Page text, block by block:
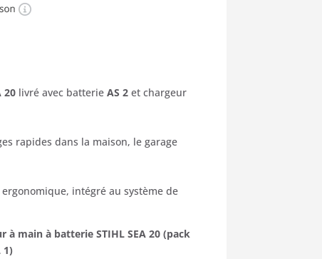
€.
20livré avec batterie AS 2et chargeur
rapides dans la maison, le garage
intégré au système de
à main à batterie STIHL SEA 20 (pack
1)